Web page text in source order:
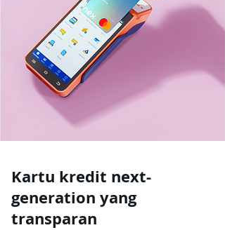
Kartu kredit next-
generation yang
transparan